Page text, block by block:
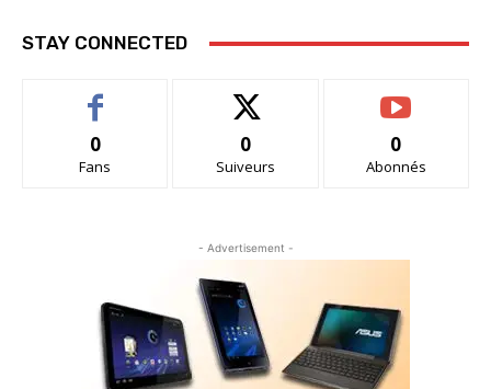
STAY CONNECTED
0
Fans
0
Suiveurs
0
Abonnés
- Advertisement -